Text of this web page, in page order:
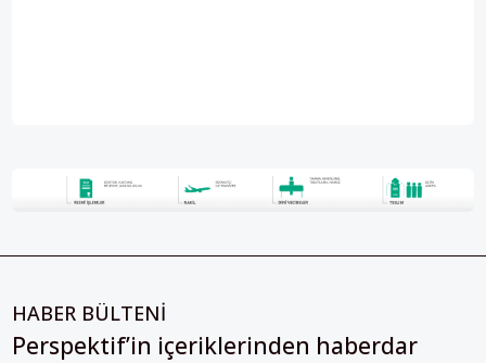
HABER BÜLTENİ
Perspektif’in içeriklerinden haberdar